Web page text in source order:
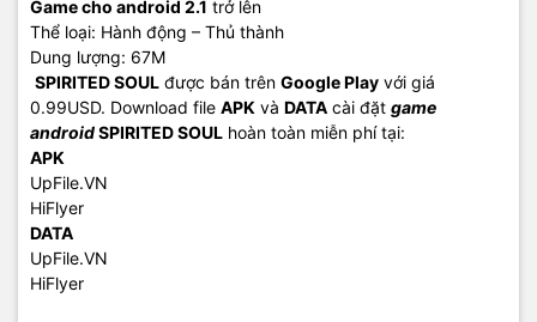
Game cho android 2.1 trở lên
Thể loại: Hành động – Thủ thành
Dung lượng: 67M
SPIRITED SOUL được bán trên Google Play với giá
0.99USD. Download file APK và DATA cài đặt game
androidSPIRITED SOUL hoàn toàn miễn phí tại:
APK
UpFile.VN
HiFlyer
DATA
UpFile.VN
HiFlyer